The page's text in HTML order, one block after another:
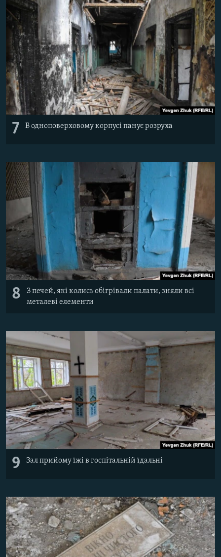
7 В одноповерховому корпусі панує розруха
8
З печей, які колись обігрівали палати, зняли всі
металеві елементи
9 Зал прийому їжі в госпітальній їдальні